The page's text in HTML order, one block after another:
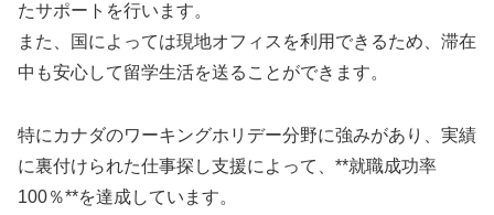
たサポートを行います。
また、国によっては現地オフィスを利用できるため、滞在
中も安心して留学生活を送ることができます。
特にカナダのワーキングホリデー分野に強みがあり、実績
に裏付けられた仕事探し支援によって、**就職成功率
100％**を達成しています。